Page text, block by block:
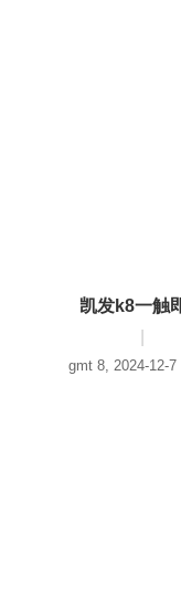
凯发k8一触
gmt 8, 2024-12-7